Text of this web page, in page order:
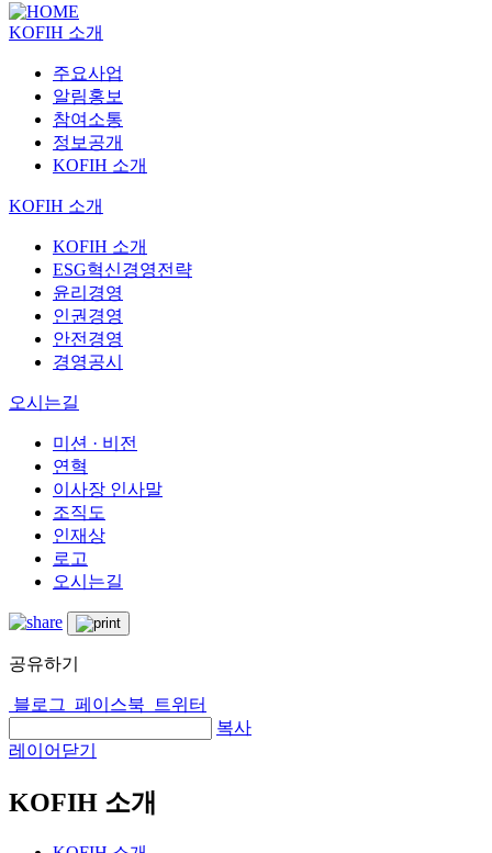
KOFIH 소개
주요사업
알림홍보
참여소통
정보공개
KOFIH 소개
KOFIH 소개
KOFIH 소개
ESG혁신경영전략
윤리경영
인권경영
안전경영
경영공시
오시는길
미션 · 비전
연혁
이사장 인사말
조직도
인재상
로고
오시는길
공유하기
블로그 페이스북
트위터
복사
레이어닫기
KOFIH 소개